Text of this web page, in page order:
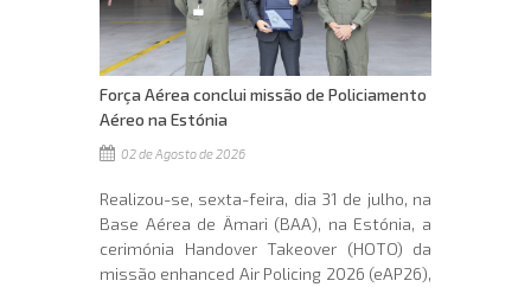
Força Aérea conclui missão de Policiamento
Aéreo na Estónia
02 de Agosto de 2026
Realizou-se, sexta-feira, dia 31 de julho, na
Base Aérea de Ämari (BAA), na Estónia, a
cerimónia Handover Takeover (HOTO) da
missão enhanced Air Policing 2026 (eAP26),